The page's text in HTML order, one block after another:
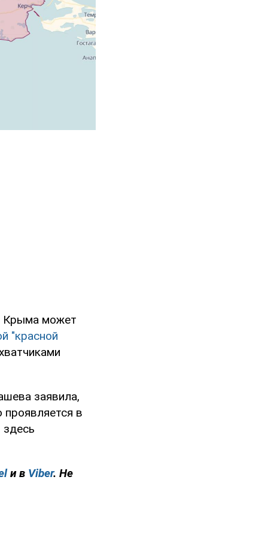
Крыма может
"красной
заявила,
проявляется в
здесь
и в Viber. Не